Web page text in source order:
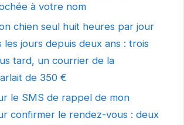
à votre nom
chien seul huit heures par jour
les jours depuis deux ans : trois
tard, un courrier de la
de 350 €
le SMS de rappel de mon
confirmer le rendez-vous : deux